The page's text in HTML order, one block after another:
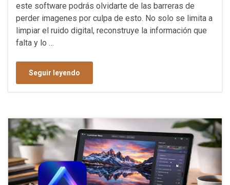
este software podrás olvidarte de las barreras de
perder imagenes por culpa de esto. No solo se limita a
limpiar el ruido digital, reconstruye la información que
falta y lo …
Seguir leyendo